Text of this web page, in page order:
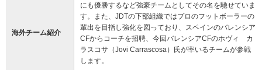
海外チーム紹介
にも優勝するなど強豪チームとしてその名を馳せていま
す。また、JDTの下部組織ではプロのフットボーラーの
輩出を目指し強化を図っており、スペインのバレンシア
CFからコーチを招聘、今回バレンシアCFのホヴィ カ
ラスコサ（Jovi Carrascosa）氏が率いるチームが参戦
します。